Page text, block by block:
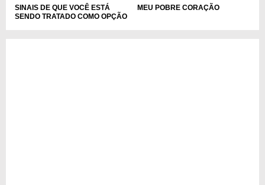
SINAIS DE QUE VOCÊ ESTÁ
SENDO TRATADO COMO OPÇÃO
MEU POBRE CORAÇÃO